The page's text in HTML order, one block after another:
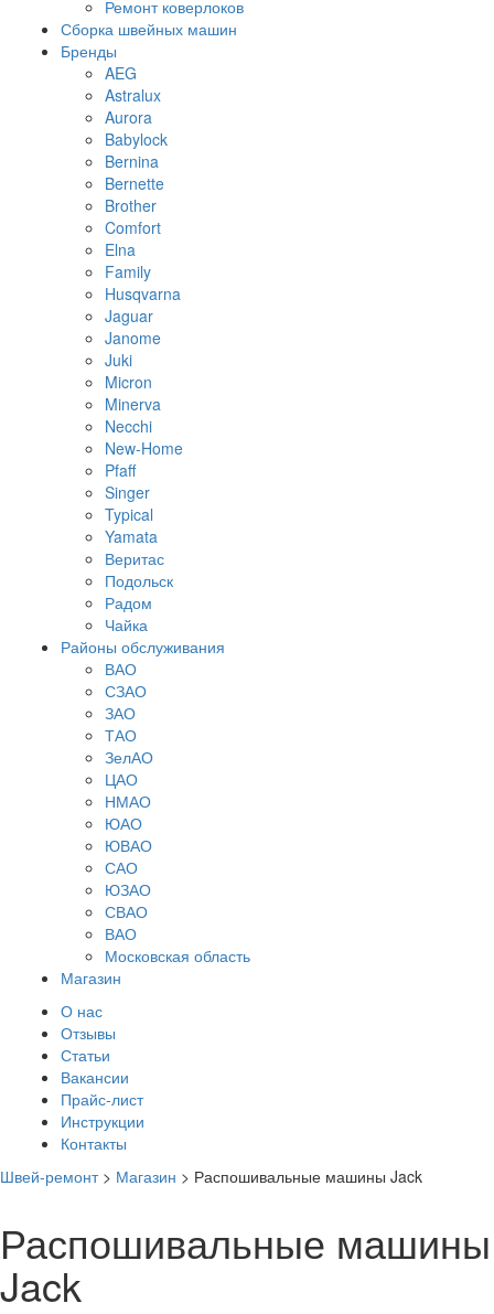
Ремонт коверлоков
Сборка швейных машин
Бренды
AEG
Astralux
Aurora
Babylock
Bernina
Bernette
Brother
Comfort
Elna
Family
Husqvarna
Jaguar
Janome
Juki
Micron
Minerva
Necchi
New-Home
Pfaff
Singer
Typical
Yamata
Веритас
Подольск
Радом
Чайка
Районы обслуживания
ВАО
СЗАО
ЗАО
ТАО
ЗелАО
ЦАО
НМАО
ЮАО
ЮВАО
САО
ЮЗАО
СВАО
ВАО
Московская область
Магазин
О нас
Отзывы
Статьи
Вакансии
Прайс-лист
Инструкции
Контакты
Швей-ремонт> Магазин > Распошивальные машины Jack
Распошивальные машины
Jack